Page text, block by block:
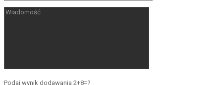
Podaj wynik dodawania 2+8=?